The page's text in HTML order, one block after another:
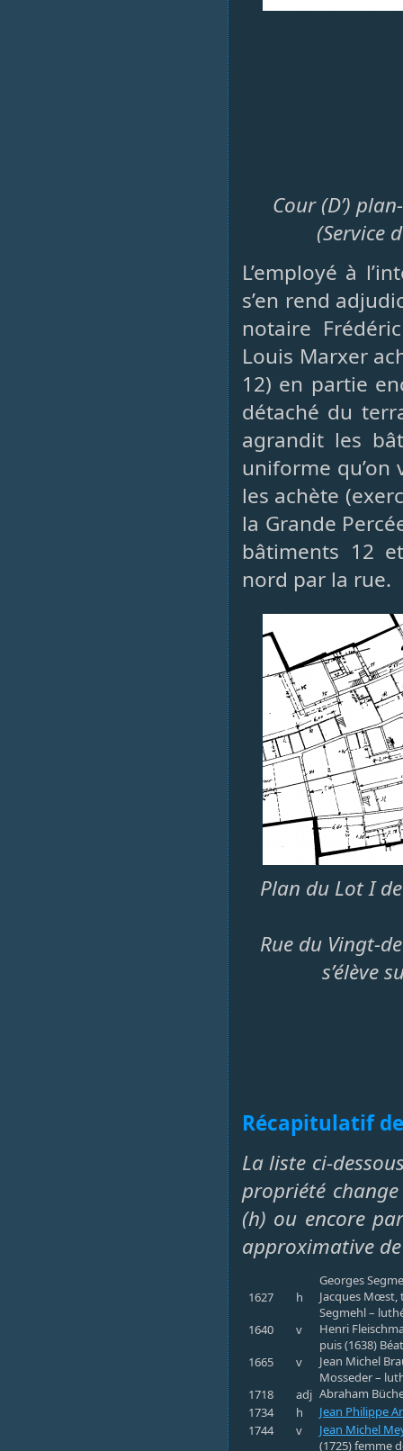
Cour (D’)
(Service
L’employé à
s’en rend
notaire
Louis Marxer
12) en partie
détaché du
agrandit les
uniforme
les achète
la Grande
bâtiments 12
nord par la rue.
Plan du Lot I
Rue du Vingt-
s’élève
Récapitulatif
La liste ci-
propriété
(h) ou encore
approximative
Georges
1627
h
Jacques Mœst,
Segmehl –
1640
v
Henri
puis (1638)
1665
v
Jean Michel
Mosseder –
1718
adj Abraham
1734
h
Jean Philippe
1744
v
Jean Michel
(1725) femme